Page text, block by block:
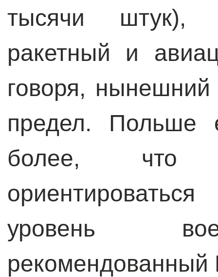
тысячи штук),
ракетный и
говоря,
предел. Польше
более, что
уровень